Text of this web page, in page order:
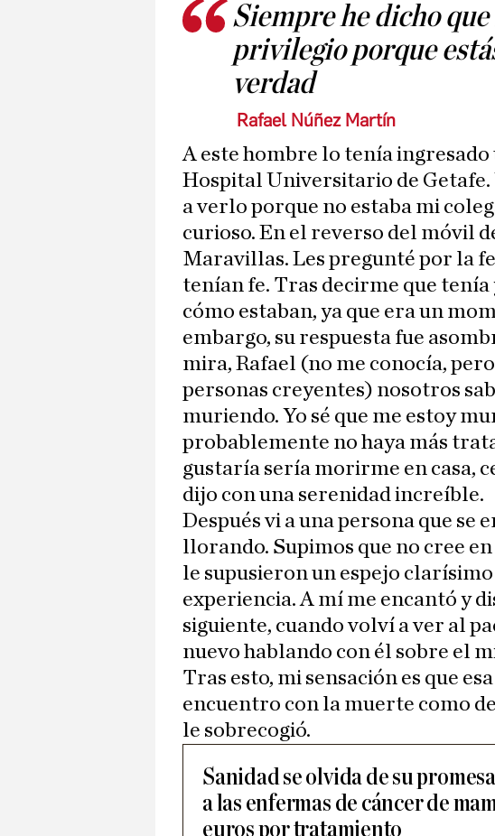
Siempre he dicho
privilegio porque
verdad
Rafael Núñez Martín
A este hombre lo tenía
Hospital Universitario de Getafe.
a verlo porque no estaba mi
curioso. En el reverso del móvil
Maravillas. Les pregunté por la
tenían fe. Tras decirme que
cómo estaban, ya que era un
embargo, su respuesta fue
mira, Rafael (no me conocía,
personas creyentes) nosotros
muriendo. Yo sé que me estoy
probablemente no haya más
gustaría sería morirme en casa,
dijo con una serenidad increíble.
Después vi a una persona que se
llorando. Supimos que no cree
le supusieron un espejo
experiencia. A mí me encantó y
siguiente, cuando volví a ver al
nuevo hablando con él sobre el
Tras esto, mi sensación es que
encuentro con la muerte como
le sobrecogió.
Sanidad se olvida de su
a las enfermas de cáncer de
euros por tratamiento